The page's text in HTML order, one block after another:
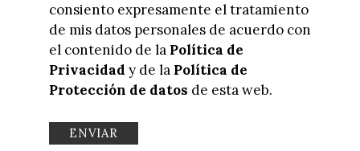
consiento expresamente el tratamiento
de mis datos personales de acuerdo con
el contenido de la Política de
Privacidad y de la Política de
Protección de datos de esta web.